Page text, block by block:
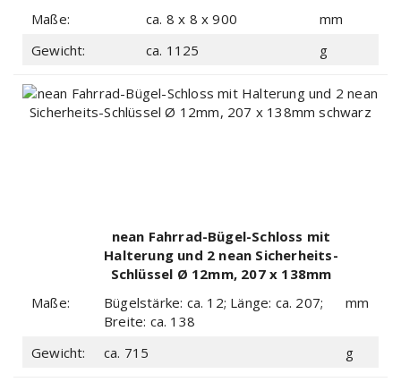
schwarz
Maße: ca. 8 x 8 x 900
mm
Gewicht:
ca. 1125 g
nean Fahrrad-Bügel-Schloss mit
Halterung und 2 nean Sicherheits-
Schlüssel Ø 12mm, 207 x 138mm
Maße:
Bügelstärke: ca. 12; Länge: ca. 207;
Breite: ca. 138
mm
Gewicht: ca. 715 g